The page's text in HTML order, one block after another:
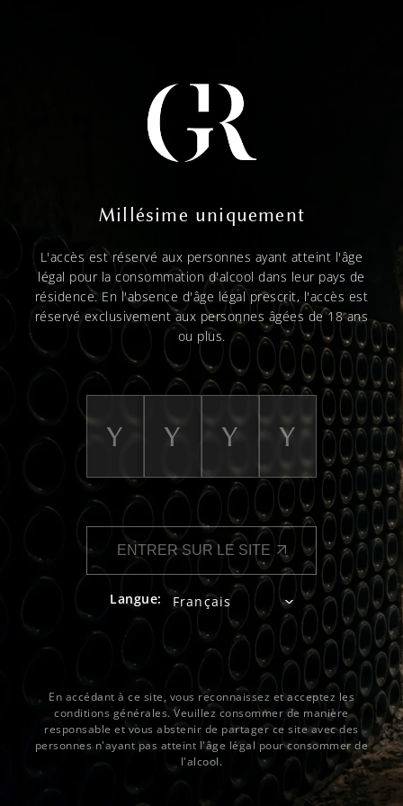
Millésime uniquement
L'accès est réservé aux personnes ayant atteint l'âge
légal pour la consommation d'alcool dans leur pays de
résidence. En l'absence d'âge légal prescrit, l'accès est
réservé exclusivement aux personnes âgées de 18 ans
ou plus.
ENTRER SUR LE SITE
Langue:
En accédant à ce site, vous reconnaissez et acceptez les
conditions générales. Veuillez consommer de manière
responsable et vous abstenir de partager ce site avec des
personnes n'ayant pas atteint l'âge légal pour consommer de
l'alcool.